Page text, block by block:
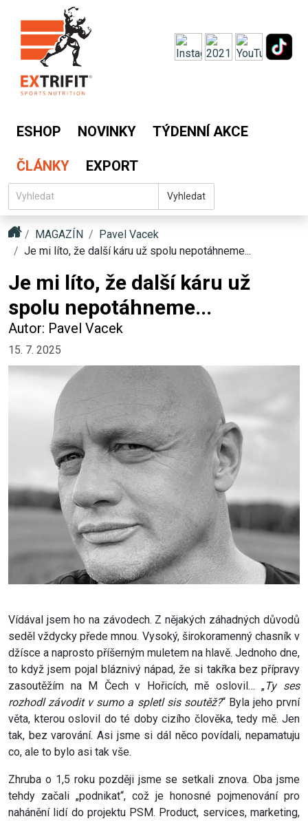
ESHOP NOVINKY TÝDENNÍ AKCE
ČLÁNKY EXPORT
Vyhledat
MAGAZÍN
Pavel Vacek
Je mi líto, že další káru už spolu nepotáhneme...
Je mi líto, že další káru už
spolu nepotáhneme...
Autor: Pavel Vacek
15. 7. 2025
Vídával jsem ho na závodech. Z nějakých záhadných důvodů
seděl vždycky přede mnou. Vysoký, širokoramenný chasník v
džísce a naprosto příšerným muletem na hlavě. Jednoho dne,
to když jsem pojal bláznivý nápad, že si takřka bez přípravy
zasoutěžím na M Čech v Hořicích, mě oslovil… „Ty ses
rozhodl závodit v sumo a spletl sis soutěž?“ Byla jeho první
věta, kterou oslovil do té doby cizího člověka, tedy mě. Jen
tak, bez varování. Asi jsme si dál něco povídali, nepamatuju
co, ale to bylo asi tak vše.
Zhruba o 1,5 roku později jsme se setkali znova. Oba jsme
tehdy začali „podnikat“, což je honosné pojmenování pro
nahánění lidí do projektu PSM. Product, services, marketing,